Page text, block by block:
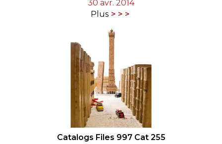
30 avr. 2014
Plus
Catalogs Files 997 Cat 255